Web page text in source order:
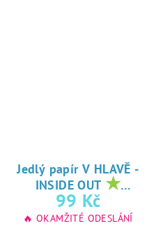
Jedlý papír V HLAVĚ -
INSIDE OUT ★
oblíbený tisk na
jedlý papír
99 Kč
🔥 OKAMŽITÉ ODESLÁNÍ